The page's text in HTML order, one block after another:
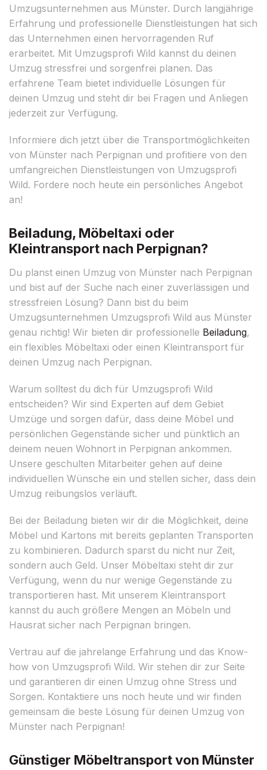
Umzugsunternehmen aus Münster. Durch langjährige
Erfahrung und professionelle Dienstleistungen hat sich
das Unternehmen einen hervorragenden Ruf
erarbeitet. Mit Umzugsprofi Wild kannst du deinen
Umzug stressfrei und sorgenfrei planen. Das
erfahrene Team bietet individuelle Lösungen für
deinen Umzug und steht dir bei Fragen und Anliegen
jederzeit zur Verfügung.
Informiere dich jetzt über die Transportmöglichkeiten
von Münster nach Perpignan und profitiere von den
umfangreichen Dienstleistungen von Umzugsprofi
Wild. Fordere noch heute ein persönliches Angebot
an!
Beiladung, Möbeltaxi oder
Kleintransport nach Perpignan?
Du planst einen Umzug von Münster nach Perpignan
und bist auf der Suche nach einer zuverlässigen und
stressfreien Lösung? Dann bist du beim
Umzugsunternehmen Umzugsprofi Wild aus Münster
genau richtig! Wir bieten dir professionelle Beiladung,
ein flexibles Möbeltaxi oder einen Kleintransport für
deinen Umzug nach Perpignan.
Warum solltest du dich für Umzugsprofi Wild
entscheiden? Wir sind Experten auf dem Gebiet
Umzüge und sorgen dafür, dass deine Möbel und
persönlichen Gegenstände sicher und pünktlich an
deinem neuen Wohnort in Perpignan ankommen.
Unsere geschulten Mitarbeiter gehen auf deine
individuellen Wünsche ein und stellen sicher, dass dein
Umzug reibungslos verläuft.
Bei der Beiladung bieten wir dir die Möglichkeit, deine
Möbel und Kartons mit bereits geplanten Transporten
zu kombinieren. Dadurch sparst du nicht nur Zeit,
sondern auch Geld. Unser Möbeltaxi steht dir zur
Verfügung, wenn du nur wenige Gegenstände zu
transportieren hast. Mit unserem Kleintransport
kannst du auch größere Mengen an Möbeln und
Hausrat sicher nach Perpignan bringen.
Vertrau auf die jahrelange Erfahrung und das Know-
how von Umzugsprofi Wild. Wir stehen dir zur Seite
und garantieren dir einen Umzug ohne Stress und
Sorgen. Kontaktiere uns noch heute und wir finden
gemeinsam die beste Lösung für deinen Umzug von
Münster nach Perpignan!
Günstiger Möbeltransport von Münster